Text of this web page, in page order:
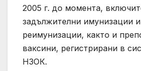
2005 г. до момента,
задължителни имунизации и
реимунизации, както и
ваксини, регистрирани в
НЗОК.